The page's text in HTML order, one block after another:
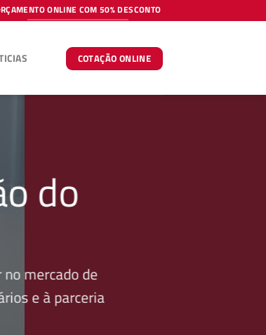
ONLINE COM 50% DESCONTO
COTAÇÃO ONLINE
do
mercado de
e à parceria